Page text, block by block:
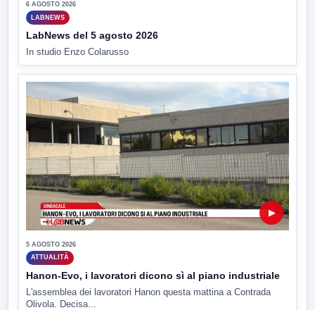
6 AGOSTO 2026
LABNEWS
LabNews del 5 agosto 2026
In studio Enzo Colarusso
▶
5 AGOSTO 2026
ATTUALITÀ
Hanon-Evo, i lavoratori dicono sì al piano industriale
L'assemblea dei lavoratori Hanon questa mattina a Contrada
Olivola. Decisa...